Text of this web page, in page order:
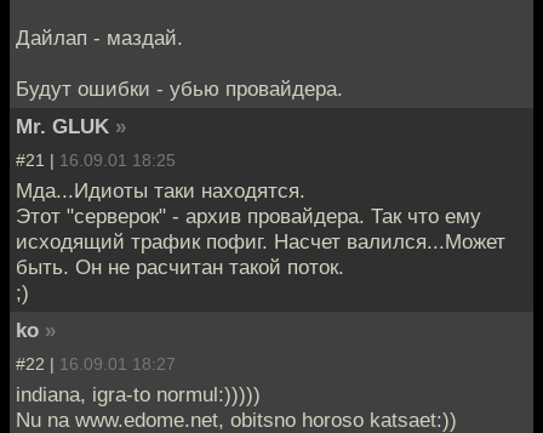
Дайлап - маздай.
Будут ошибки - убью провайдера.
Mr. GLUK »
#21 | 16.09.01 18:25
Мда...Идиоты таки находятся.
Этот "серверок" - архив провайдера. Так что ему
исходящий трафик пофиг. Насчет валился...Может
быть. Он не расчитан такой поток.
;)
ko »
#22 | 16.09.01 18:27
indiana, igra-to normul:)))))
Nu na www.edome.net, obitsno horoso katsaet:))